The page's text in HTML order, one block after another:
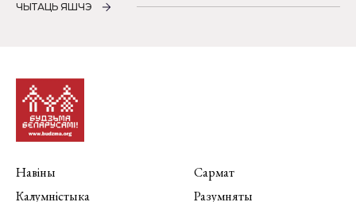
ЧЫТАЦЬ ЯШЧЭ
Навіны
Калумністыка
Сармат
Разумняты